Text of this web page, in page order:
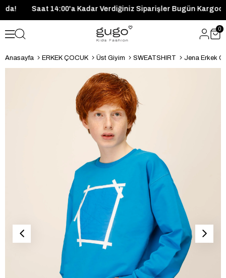
Saat 14:00'a Kadar Verdiğiniz Siparişler Bugün
0
Anasayfa ERKEK ÇOCUK Üst Giyim SWEATSHIRT Jena Erkek